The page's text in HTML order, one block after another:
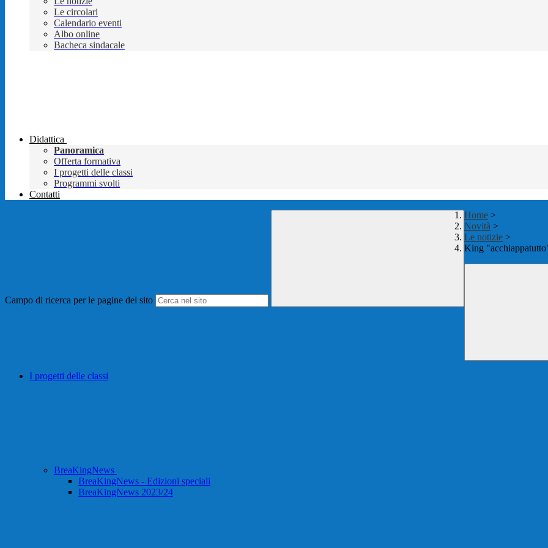
Le circolari
Calendario eventi
Albo online
Bacheca sindacale
Didattica
Panoramica
Offerta formativa
I progetti delle classi
Programmi svolti
Contatti
Campo di ricerca per le pagine del sito
Home >
Novità >
Le notizie >
King
I progetti delle classi
BreaKingNews
BreaKingNews - Edizioni speciali
BreaKingNews 2023/24